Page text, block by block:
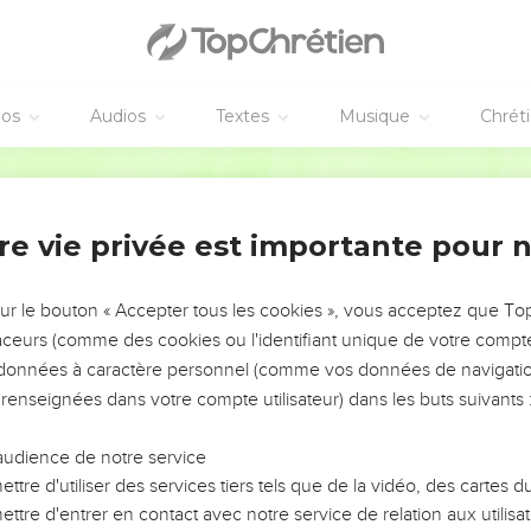
Audios Textes Musique
ses actes de justice seront oubliés parce qu'il s'est livré à
qui n'est pas correcte ? Ne seraient-ce pas plutôt vos
justice, s’il se met à commettre l’injustice et meurt pour cela,
à ses actes de méchanceté, s’il se met à appliquer le droit et
à toutes les transgressions qu'il a commises, il vivra, il
dit : ‘La manière d’agir du Seigneur n'est pas
pas correctes, communauté d'Israël ? Ne seraient-ce pas
et détournez-vous de toutes vos transgressions, afin que vos
vie privée est importante pour
le bouton « Accepter tous les cookies », vous acceptez que
(comme des cookies ou l'identifiant unique de votre
à caractère personnel (comme vos données de
dans votre compte utilisateur) dans les buts suivants
de notre service
d'utiliser des services tiers tels que de la vidéo, des cartes
d'entrer en contact avec notre service de relation aux